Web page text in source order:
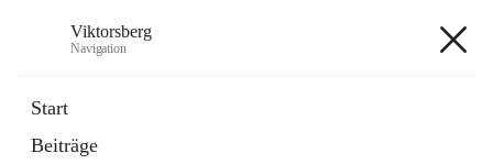
Viktorsberg
Navigation
Start
Beiträge